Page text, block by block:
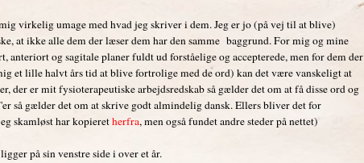
virkelig umage med hvad jeg skriver i dem. Jeg er jo (på vej til at blive)
at ikke alle dem der læser dem har den samme baggrund. For mig og mine
anteriort og sagitale planer fuldt ud forståelige og accepterede, men for dem der
et lille halvt års tid at blive fortrolige med de ord) kan det være vanskeligt at
der er mit fysioterapeutiske arbejdsredskab så gælder det om at få disse ord og
så gælder det om at skrive godt almindelig dansk. Ellers bliver det for
skamløst har kopieretherfra, men også fundet andre steder på nettet)
på sin venstre side i over et år.